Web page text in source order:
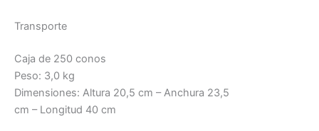
Transporte
Caja de 250 conos
Peso: 3,0 kg
Dimensiones: Altura 20,5 cm – Anchura 23,5
cm – Longitud 40 cm